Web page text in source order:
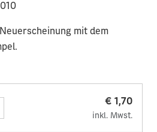
mit dem
€ 1,70
inkl. Mwst.